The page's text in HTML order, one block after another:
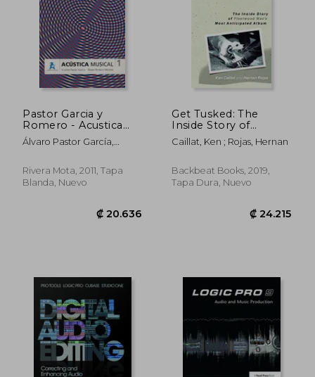
Pastor Garcia y
Romero - Acustica
Musical Vol. 1
Álvaro Pastor García,
Rivera Mota, 2011, Tapa
Blanda, Nuevo
₡ 20.636
Get Tusked: The
Inside Story of
Fleetwood Mac's
Most Anticipated
Caillat, Ken ; Rojas, Hernan
Backbeat Books, 2019,
Tapa Dura, Nuevo
₡